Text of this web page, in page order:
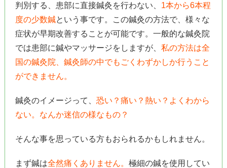
判別する、患部に直接鍼灸を行わない、 1本から6本程
度の少数鍼という事です。この鍼灸の方法で、様々な
症状が早期改善することが可能です。一般的な鍼灸院
では患部に鍼やマッサージをしますが、 私の方法は全
国の鍼灸院、鍼灸師の中でもごくわずかしか行うこと
ができません。
鍼灸のイメージって、 恐い？痛い？熱い？よくわから
ない。なんか迷信の様なもの？
そんな事を思っている方もおられるかもしれません。
まず鍼は全然痛くありません。 極細の鍼を使用してい